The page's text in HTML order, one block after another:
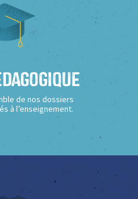
de nos dossiers
à l’enseignement.